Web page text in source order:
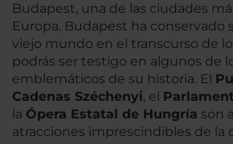
Budapest, una de las ciudades
Europa. Budapest ha conservado
viejo mundo en el transcurso de
podrás ser testigo en algunos de
emblemáticos de su historia. El
Cadenas Széchenyi, el
la Ópera Estatal de Hungría son
atracciones imprescindibles de la